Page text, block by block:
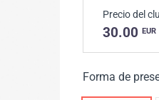
Precio del
30.00 EUR
Forma de